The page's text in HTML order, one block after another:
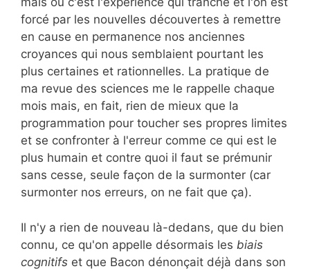
forcé par les nouvelles découvertes à remettre
en cause en permanence nos anciennes
croyances qui nous semblaient pourtant les
plus certaines et rationnelles. La pratique de
ma revue des sciences me le rappelle chaque
mois mais, en fait, rien de mieux que la
programmation pour toucher ses propres limites
et se confronter à l'erreur comme ce qui est le
plus humain et contre quoi il faut se prémunir
sans cesse, seule façon de la surmonter (car
surmonter nos erreurs, on ne fait que ça).
Il n'y a rien de nouveau là-dedans, que du bien
connu, ce qu'on appelle désormais les biais
cognitifs et que Bacon dénonçait déjà dans son